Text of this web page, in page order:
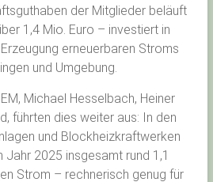
der Mitglieder beläuft
1,4 Mio. Euro – investiert in
erneuerbaren Stroms
und Umgebung.
Michael Hesselbach, Heiner
führten dies weiter aus: In den
und Blockheizkraftwerken
Jahr 2025 insgesamt rund 1,1
Strom – rechnerisch genug für